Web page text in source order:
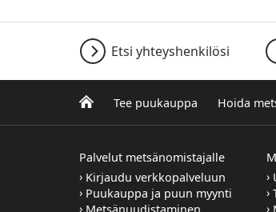
Etsi yhteyshenkilösi
Tee puukauppa Hoida
Palvelut metsänomistajalle
Kirjaudu verkkopalveluun
Puukauppa ja puun myynti